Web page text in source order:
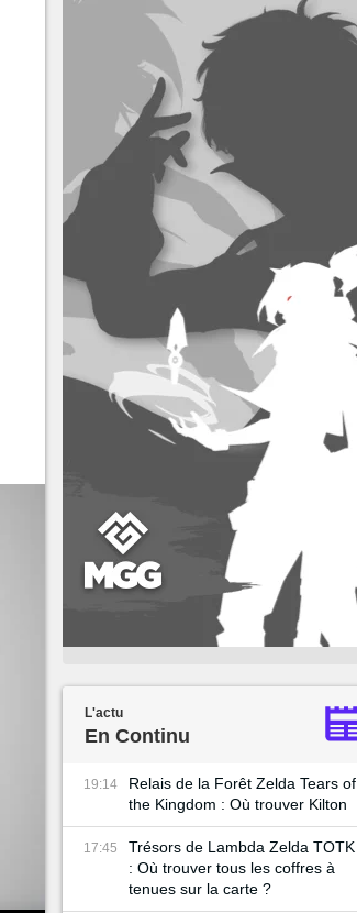
L'actu
En Continu
19:14
Relais de la Forêt Zelda Tears of
the Kingdom : Où trouver Kilton
17:45
Trésors de Lambda Zelda TOTK
: Où trouver tous les coffres à
tenues sur la carte ?